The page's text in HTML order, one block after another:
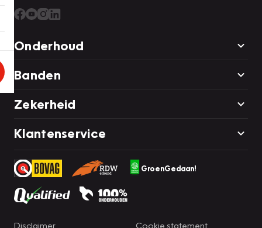
Onderhoud
Banden
Zekerheid
Klantenservice
GroenGedaan!
Disclaimer Cookie statement